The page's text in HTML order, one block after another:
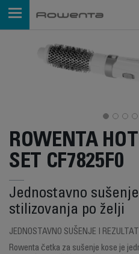
ROWENTA
SET CF7825F0
Jednostavno
stilizovanja po želji
JEDNOSTAVNO SUŠENJE I
Rowenta četka za sušenje kose je